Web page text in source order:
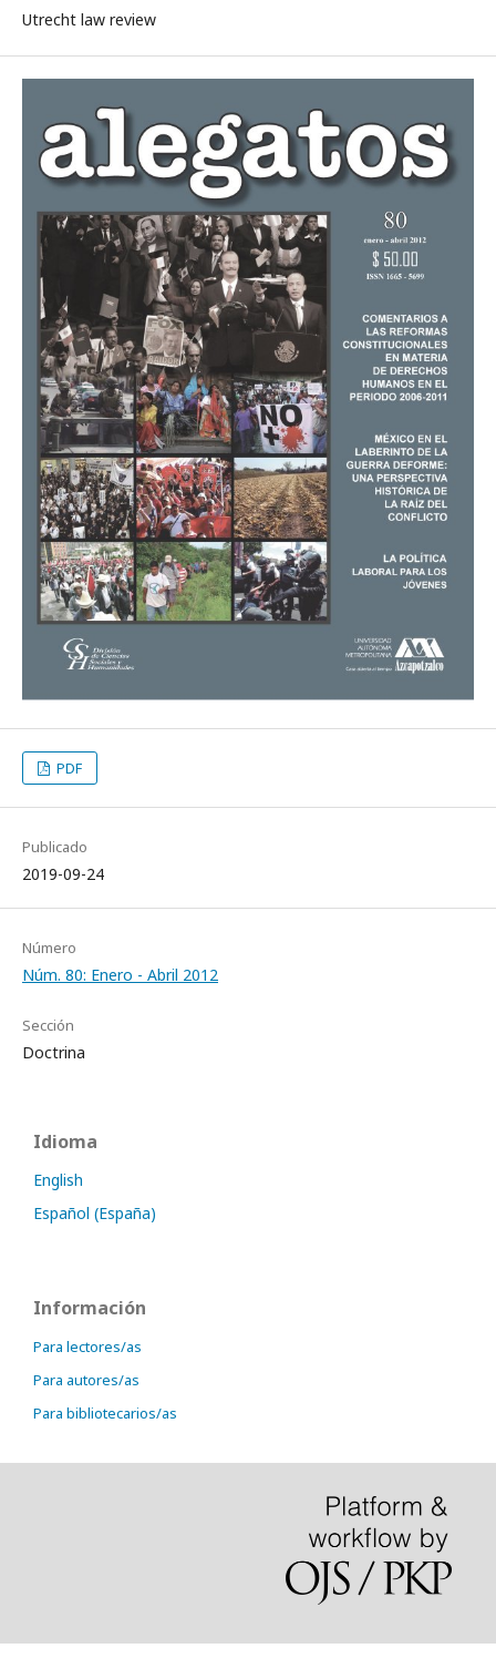
Utrecht law review
PDF
Publicado
2019-09-24
Número
Núm. 80: Enero - Abril 2012
Sección
Doctrina
Idioma
English
Español (España)
Información
Para lectores/as
Para autores/as
Para bibliotecarios/as